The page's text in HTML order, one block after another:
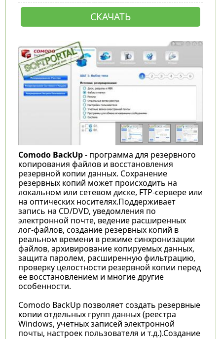
СКАЧАТЬ
Comodo BackUp- программа для резервного
копирования файлов и восстановления
резервной копии данных. Сохранение
резервных копий может происходить на
локальном или сетевом диске, FTP-сервере или
на оптических носителях.Поддерживает
запись на CD/DVD, уведомления по
электронной почте, ведение расширенных
лог-файлов, создание резервных копий в
реальном времени в режиме синхронизации
файлов, архивирование копируемых данных,
защита паролем, расширенную фильтрацию,
проверку целостности резервной копии перед
ее восстановлением и многие другие
особенности.
Comodo BackUp позволяет создать резервные
копии отдельных групп данных (реестра
Windows, учетных записей электронной
почты, настроек пользователя и т.д.).Создание